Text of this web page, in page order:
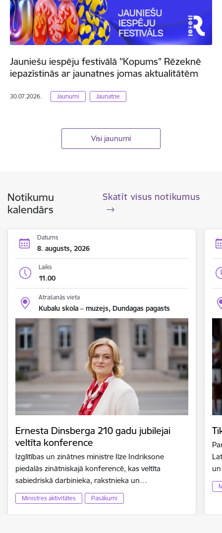
Jauniešu iespēju festivālā "Kopums" Rēzeknē
iepazīstinās ar jaunatnes jomas aktualitātēm
30.07.2026. Jaunumi Jaunatne
Visi jaunumi
Notikumu
kalendārs
Skatīt visus notikumus
Datums
8. augusts, 2026
Laiks
11.00
Atrašanās vieta
Kubalu skola – muzejs, Dundagas pagasts
Ernesta Dinsberga 210 gadu jubilejai
veltīta konference
Izglītības un zinātnes ministre Ilze Indriksone
piedalās zinātniskajā konferencē, kas veltīta
sabiedriskā darbinieka, rakstnieka un…
Ministres aktivitātes Pasākumi